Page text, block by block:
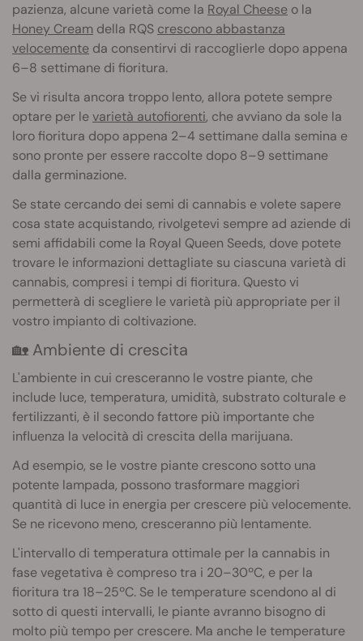
pazienza, alcune varietà come la Royal Cheese o la
Honey Cream della RQS crescono abbastanza
velocemente da consentirvi di raccoglierle dopo appena
6–8 settimane di fioritura.
Se vi risulta ancora troppo lento, allora potete sempre
optare per levarietà autofiorenti, che avviano da sole la
loro fioritura dopo appena 2–4 settimane dalla semina e
sono pronte per essere raccolte dopo 8–9 settimane
dalla germinazione.
Se state cercando dei semi di cannabis e volete sapere
cosa state acquistando, rivolgetevi sempre ad aziende di
semi affidabili come la Royal Queen Seeds, dove potete
trovare le informazioni dettagliate su ciascuna varietà di
cannabis, compresi i tempi di fioritura. Questo vi
permetterà di scegliere le varietà più appropriate per il
vostro impianto di coltivazione.
🏡 Ambiente di crescita
L'ambiente in cui cresceranno le vostre piante, che
include luce, temperatura, umidità, substrato colturale e
fertilizzanti, è il secondo fattore più importante che
influenza la velocità di crescita della marijuana.
Ad esempio, se le vostre piante crescono sotto una
potente lampada, possono trasformare maggiori
quantità di luce in energia per crescere più velocemente.
Se ne ricevono meno, cresceranno più lentamente.
L'intervallo di temperatura ottimale per la cannabis in
fase vegetativa è compreso tra i 20–30ºC, e per la
fioritura tra 18–25ºC. Se le temperature scendono al di
sotto di questi intervalli, le piante avranno bisogno di
molto più tempo per crescere. Ma anche le temperature